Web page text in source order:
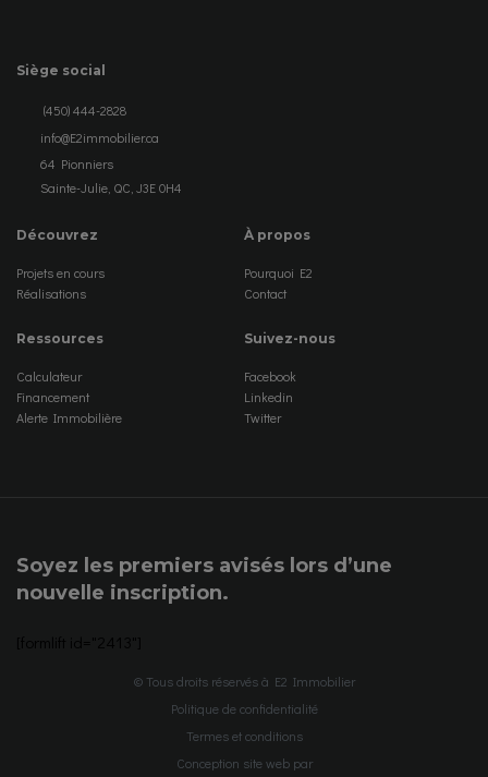
Siège social
(450) 444-2828
info@E2immobilier.ca
64 Pionniers
Sainte-Julie, QC, J3E 0H4
Découvrez
Projets en cours
Réalisations
À propos
Pourquoi E2
Contact
Ressources
Calculateur
Financement
Alerte Immobilière
Suivez-nous
Facebook
Linkedin
Twitter
Soyez les premiers avisés lors d’une
nouvelle inscription.
© Tous droits réservés à E2 Immobilier
Politique de confidentialité
Termes et conditions
Conception site web par